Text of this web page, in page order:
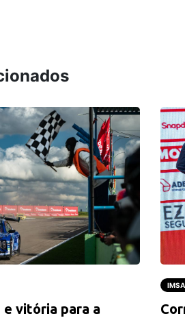
e vitória para a
IMSA